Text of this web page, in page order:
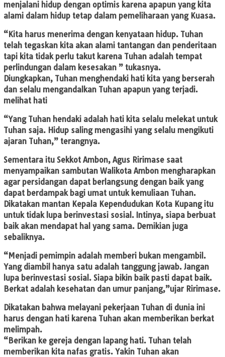
menjalani hidup dengan optimis karena apapun yang kita
alami dalam hidup tetap dalam pemeliharaan yang Kuasa.
“Kita harus menerima dengan kenyataan hidup. Tuhan
telah tegaskan kita akan alami tantangan dan penderitaan
tapi kita tidak perlu takut karena Tuhan adalah tempat
perlindungan dalam kesesakan ” tukasnya.
Diungkapkan, Tuhan menghendaki hati kita yang berserah
dan selalu mengandalkan Tuhan apapun yang terjadi.
melihat hati
“Yang Tuhan hendaki adalah hati kita selalu melekat untuk
Tuhan saja. Hidup saling mengasihi yang selalu mengikuti
ajaran Tuhan,” terangnya.
Sementara itu Sekkot Ambon, Agus Ririmase saat
menyampaikan sambutan Walikota Ambon mengharapkan
agar persidangan dapat berlangsung dengan baik yang
dapat berdampak bagi umat untuk kemuliaan Tuhan.
Dikatakan mantan Kepala Kependudukan Kota Kupang itu
untuk tidak lupa berinvestasi sosial. Intinya, siapa berbuat
baik akan mendapat hal yang sama. Demikian juga
sebaliknya.
“Menjadi pemimpin adalah memberi bukan mengambil.
Yang diambil hanya satu adalah tanggung jawab. Jangan
lupa berinvestasi sosial. Siapa bikin baik pasti dapat baik.
Berkat adalah kesehatan dan umur panjang,”ujar Ririmase.
Dikatakan bahwa melayani pekerjaan Tuhan di dunia ini
harus dengan hati karena Tuhan akan memberikan berkat
melimpah.
“Berikan ke gereja dengan lapang hati. Tuhan telah
memberikan kita nafas gratis. Yakin Tuhan akan